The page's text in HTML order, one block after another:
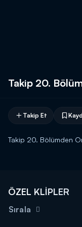
Takip 20.
Takip Et
Takip 20. Bölümden
ÖZEL KLİPLER
Sırala